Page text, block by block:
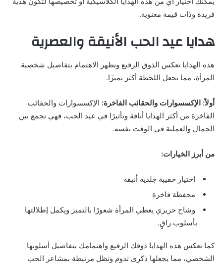
فريدة وذات قيمة معنوية.
هدايا عيد الحب الأنيقة والعصرية
هذه الهدايا تعكس الذوق الرفيع وتظهر الاهتمام بتفاصيل شخصية
المرأة، مما يجعل اللحظة أكثر تميزًا.
أولاً: الإكسسوارات والحقائب الفاخرة: الإكسسوارات والحقائب
الفاخرة من أكثر الهدايا أناقة وتأثيرًا في عيد الحب، فهي تجمع بين
الجمال والعملية في الوقت نفسه.
من أبرز الخيارات:
اختيار حقيبة جلدية أنيقة
محفظة فاخرة
وشاح حريري يعطي المرأة شعورًا بالتميز ويكمل إطلالتها
بأسلوب راقٍ.
كما تعكس هذه الهدايا ذوقك الرفيع واهتمامك بتفاصيل أسلوبها
الشخصي، مما يجعلها ذكرى تدوم وتظل مرتبطة بمشاعر الحب